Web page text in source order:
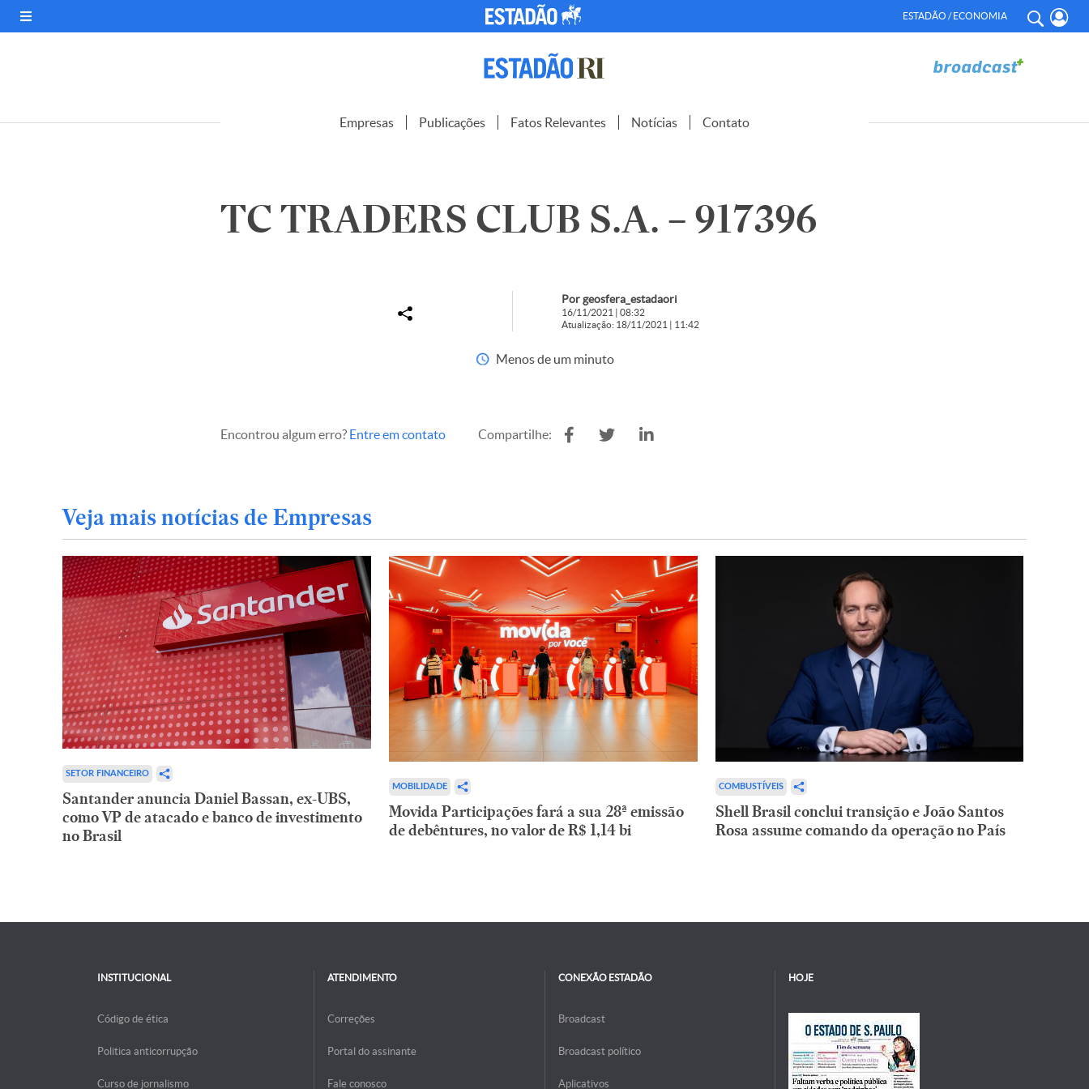
ESTADÃO / ECONOMIA
Empresas Publicações Fatos Relevantes Notícias Contato
TC TRADERS CLUB S.A. – 917396
Por geosfera_estadaori
16/11/2021 | 08:32
Atualização: 18/11/2021 | 11:42
Menos de um minuto
Encontrou algum erro? Entre em contato Compartilhe:
Veja mais notícias de Empresas
SETOR FINANCEIRO
Santander anuncia Daniel Bassan, ex-UBS,
como VP de atacado e banco de investimento
no Brasil
MOBILIDADE
Movida Participações fará a sua 28ª emissão
de debêntures, no valor de R$ 1,14 bi
COMBUSTÍVEIS
Shell Brasil conclui transição e João Santos
Rosa assume comando da operação no País
INSTITUCIONAL
Código de ética
Politica anticorrupção
Curso de jornalismo
ATENDIMENTO
Correções
Portal do assinante
Fale conosco
CONEXÃO ESTADÃO
Broadcast
Broadcast político
Aplicativos
HOJE